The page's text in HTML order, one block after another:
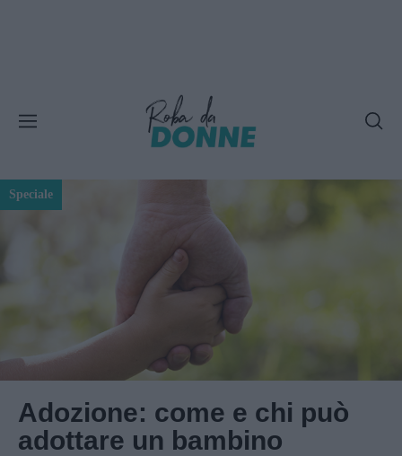
Speciale
Adozione: come e chi può
adottare un bambino